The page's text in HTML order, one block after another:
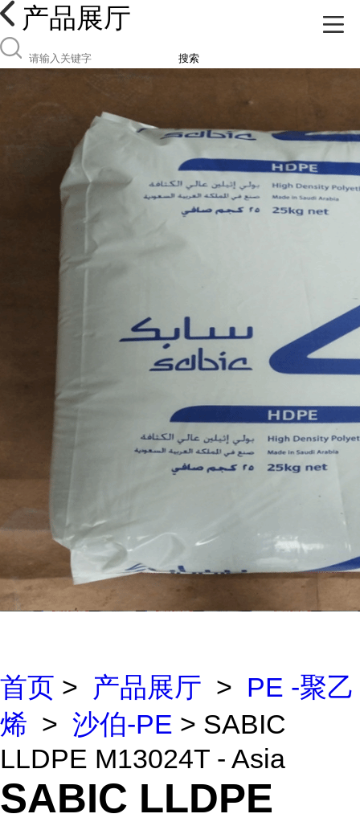
产品展厅
搜索
首页 > 产品展厅 > PE -聚乙
烯 > 沙伯-PE > SABIC
LLDPE M13024T - Asia
SABIC LLDPE